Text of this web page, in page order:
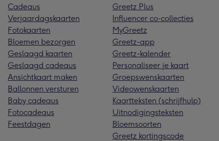
Cadeaus
Verjaardagskaarten
Fotokaarten
Bloemen bezorgen
Geslaagd kaarten
Geslaagd cadeaus
Ansichtkaart maken
Ballonnen versturen
Baby cadeaus
Fotocadeaus
Feestdagen
Greetz Plus
Influencer co-collecties
MyGreetz
Greetz-app
Greetz-kalender
Personaliseer je kaart
Groepswenskaarten
Videowenskaarten
Kaartteksten (schrijfhulp)
Uitnodigingsteksten
Bloemsoorten
Greetz kortingscode